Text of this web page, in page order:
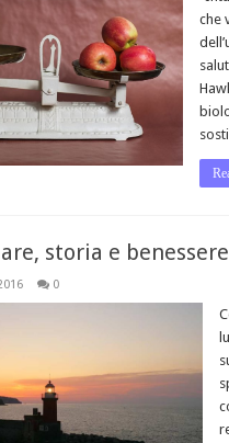
che
storia e benessere
0